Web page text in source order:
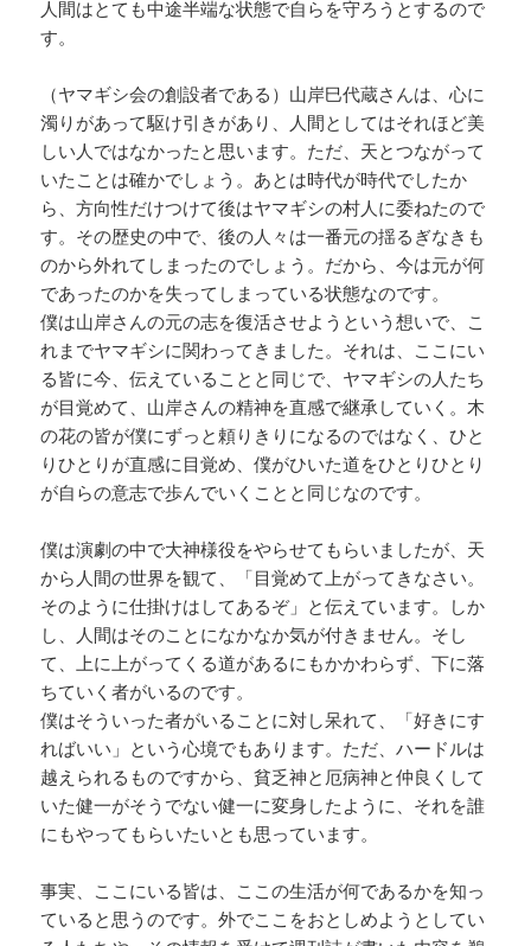
人間はとても中途半端な状態で自らを守ろうとするので
す。
（ヤマギシ会の創設者である）山岸巳代蔵さんは、心に
濁りがあって駆け引きがあり、人間としてはそれほど美
しい人ではなかったと思います。ただ、天とつながって
いたことは確かでしょう。あとは時代が時代でしたか
ら、方向性だけつけて後はヤマギシの村人に委ねたので
す。その歴史の中で、後の人々は一番元の揺るぎなきも
のから外れてしまったのでしょう。だから、今は元が何
であったのかを失ってしまっている状態なのです。
僕は山岸さんの元の志を復活させようという想いで、こ
れまでヤマギシに関わってきました。それは、ここにい
る皆に今、伝えていることと同じで、ヤマギシの人たち
が目覚めて、山岸さんの精神を直感で継承していく。木
の花の皆が僕にずっと頼りきりになるのではなく、ひと
りひとりが直感に目覚め、僕がひいた道をひとりひとり
が自らの意志で歩んでいくことと同じなのです。
僕は演劇の中で大神様役をやらせてもらいましたが、天
から人間の世界を観て、「目覚めて上がってきなさい。
そのように仕掛けはしてあるぞ」と伝えています。しか
し、人間はそのことになかなか気が付きません。そし
て、上に上がってくる道があるにもかかわらず、下に落
ちていく者がいるのです。
僕はそういった者がいることに対し呆れて、「好きにす
ればいい」という心境でもあります。ただ、ハードルは
越えられるものですから、貧乏神と厄病神と仲良くして
いた健一がそうでない健一に変身したように、それを誰
にもやってもらいたいとも思っています。
事実、ここにいる皆は、ここの生活が何であるかを知っ
ていると思うのです。外でここをおとしめようとしてい